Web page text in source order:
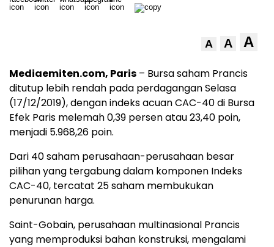
A A A
Mediaemiten.com, Paris – Bursa saham Prancis
ditutup lebih rendah pada perdagangan Selasa
(17/12/2019), dengan indeks acuan CAC-40 di Bursa
Efek Paris melemah 0,39 persen atau 23,40 poin,
menjadi 5.968,26 poin.
Dari 40 saham perusahaan-perusahaan besar
pilihan yang tergabung dalam komponen Indeks
CAC-40, tercatat 25 saham membukukan
penurunan harga.
Saint-Gobain, perusahaan multinasional Prancis
yang memproduksi bahan konstruksi, mengalami